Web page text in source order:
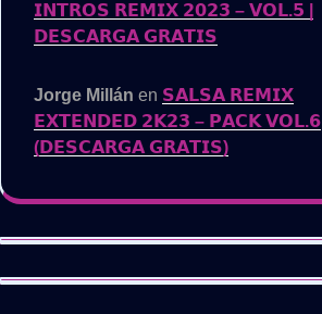
𝗜𝗡𝗧𝗥𝗢𝗦 𝗥𝗘𝗠𝗜𝗫 𝟮𝟬𝟮𝟯 – 𝗩𝗢𝗟.𝟱 |
𝗗𝗘𝗦𝗖𝗔𝗥𝗚𝗔 𝗚𝗥𝗔𝗧𝗜𝗦
Jorge Millán en 𝗦𝗔𝗟𝗦𝗔 𝗥𝗘𝗠𝗜𝗫
𝗘𝗫𝗧𝗘𝗡𝗗𝗘𝗗 𝟮𝗞𝟮𝟯 – 𝗣𝗔𝗖𝗞 𝗩𝗢𝗟.𝟲
(𝗗𝗘𝗦𝗖𝗔𝗥𝗚𝗔 𝗚𝗥𝗔𝗧𝗜𝗦)